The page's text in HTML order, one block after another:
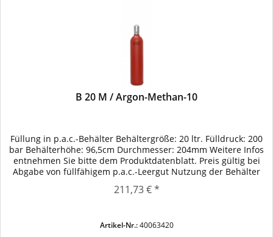
B 20 M / Argon-Methan-10
Füllung in p.a.c.-Behälter Behältergröße: 20 ltr. Fülldruck: 200
bar Behälterhöhe: 96,5cm Durchmesser: 204mm Weitere Infos
entnehmen Sie bitte dem Produktdatenblatt. Preis gültig bei
Abgabe von füllfähigem p.a.c.-Leergut Nutzung der Behälter
gem. vereinbarten Konditionen.
211,73 € *
Artikel-Nr.:40063420